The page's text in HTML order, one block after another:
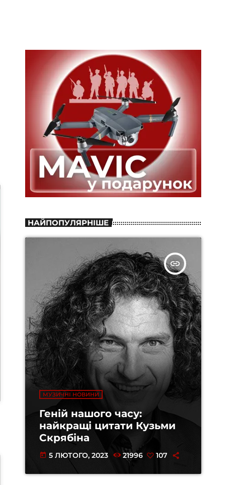
НАЙПОПУЛЯРНІШЕ
insert_link
МУЗИЧНІ НОВИНИ
Геній нашого часу:
найкращі цитати Кузьми
Скрябіна
today 5 ЛЮТОГО, 2023 21996 107